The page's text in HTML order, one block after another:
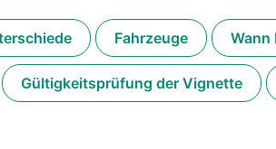
Fahrzeuge Wann
Gültigkeitsprüfung der Vignette